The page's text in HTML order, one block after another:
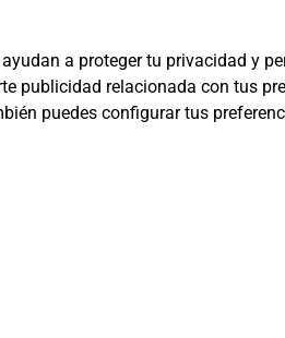
a proteger tu privacidad y
publicidad relacionada con tus
puedes configurar tus